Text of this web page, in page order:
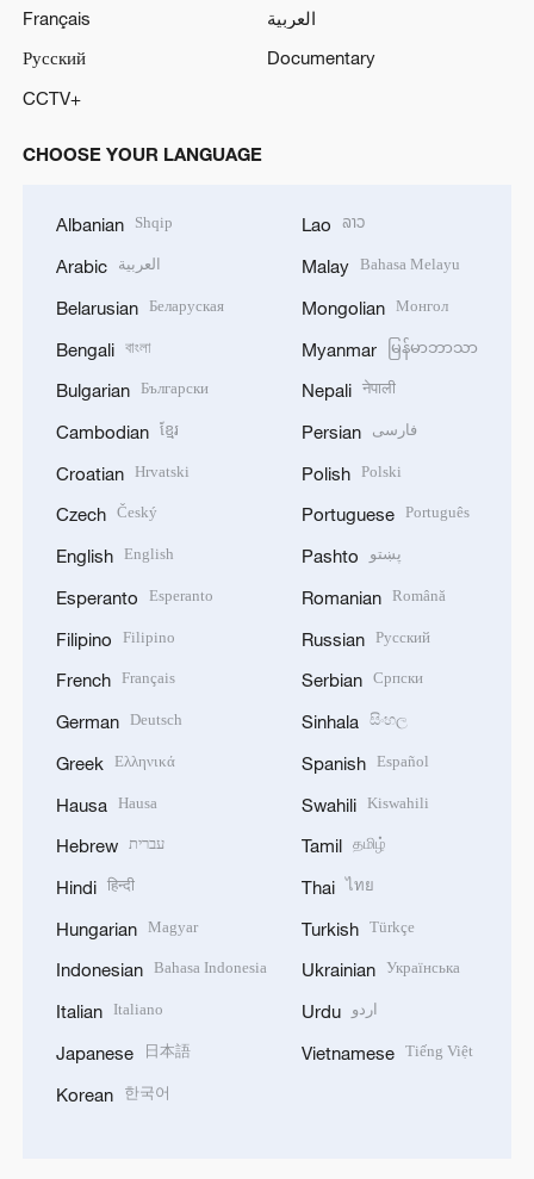
Français
العربية
Русский
Documentary
CCTV+
CHOOSE YOUR LANGUAGE
Albanian Shqip
Arabic العربية
Belarusian Беларуская
Bengali বাংলা
Bulgarian Български
Cambodian ខ្មែរ
Croatian Hrvatski
Czech Český
English English
Esperanto Esperanto
Filipino Filipino
French Français
German Deutsch
Greek Ελληνικά
Hausa Hausa
Hebrew עברית
Hindi हिन्दी
Hungarian Magyar
Indonesian Bahasa Indonesia
Italian Italiano
Japanese 日本語
Korean 한국어
Lao ລາວ
Malay Bahasa Melayu
Mongolian Монгол
Myanmar မြန်မာဘာသာ
Nepali नेपाली
Persian فارسی
Polish Polski
Portuguese Português
Pashto پښتو
Romanian Română
Russian Русский
Serbian Српски
Sinhala සිංහල
Spanish Español
Swahili Kiswahili
Tamil தமிழ்
Thai ไทย
Turkish Türkçe
Ukrainian Українська
Urdu اردو
Vietnamese Tiếng Việt